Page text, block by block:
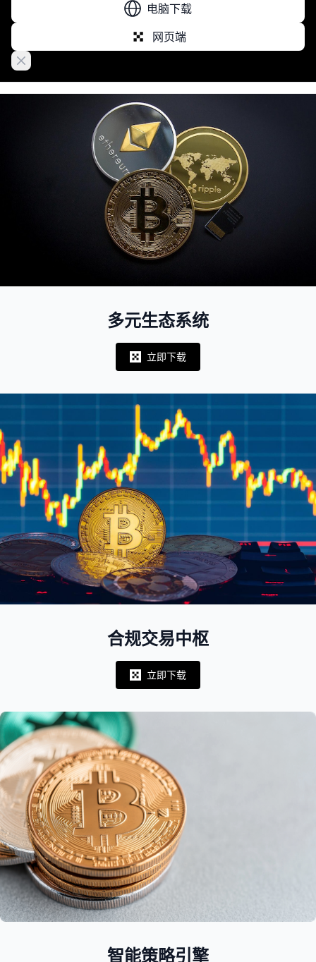
电脑下载
网页端
Close banner
多元生态系统
Notifications
立即下载
合规交易中枢
Notifications
立即下载
智能策略引擎